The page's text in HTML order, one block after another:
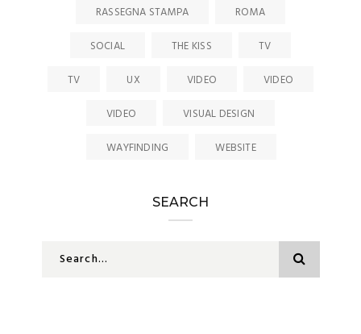
RASSEGNA STAMPA
ROMA
SOCIAL
THE KISS
TV
TV
UX VIDEO
VIDEO
VIDEO
VISUAL DESIGN
WAYFINDING
WEBSITE
SEARCH